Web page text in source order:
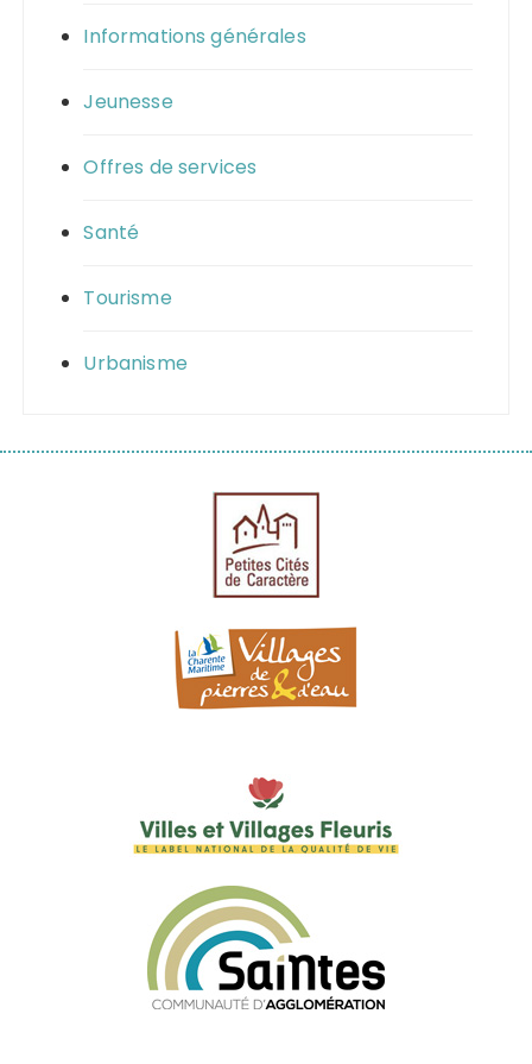
Informations générales
Jeunesse
Offres de services
Santé
Tourisme
Urbanisme